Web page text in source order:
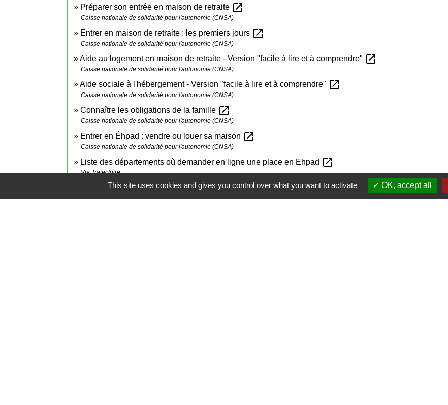
Préparer son entrée en maison de retraite open_in_new
Caisse nationale de solidarité pour l'autonomie (CNSA)
Entrer en maison de retraite : les premiers jours open_in_new
Caisse nationale de solidarité pour l'autonomie (CNSA)
Aide au logement en maison de retraite - Version "facile à lire et à comprendre" open_in_new
Caisse nationale de solidarité pour l'autonomie (CNSA)
Aide sociale à l'hébergement - Version "facile à lire et à comprendre" open_in_new
Caisse nationale de solidarité pour l'autonomie (CNSA)
Connaître les obligations de la famille open_in_new
Caisse nationale de solidarité pour l'autonomie (CNSA)
Entrer en Éhpad : vendre ou louer sa maison open_in_new
Caisse nationale de solidarité pour l'autonomie (CNSA)
Liste des départements où demander en ligne une place en Ehpad open_in_new
Via Trajectoire
This site uses cookies and gives you control over what you want to activate OK, accept all